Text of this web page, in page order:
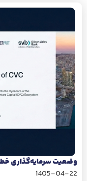
وضعیت سرمایه‌گذاری
1405-04-22